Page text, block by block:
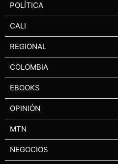
POLÍTICA
CALI
REGIONAL
COLOMBIA
EBOOKS
OPINIÓN
MTN
NEGOCIOS